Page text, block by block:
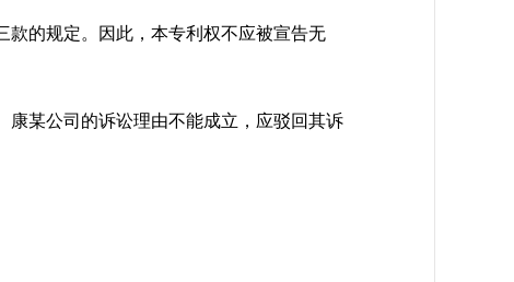
款的规定。因此，本专利权不应被宣告无
某公司的诉讼理由不能成立，应驳回其诉